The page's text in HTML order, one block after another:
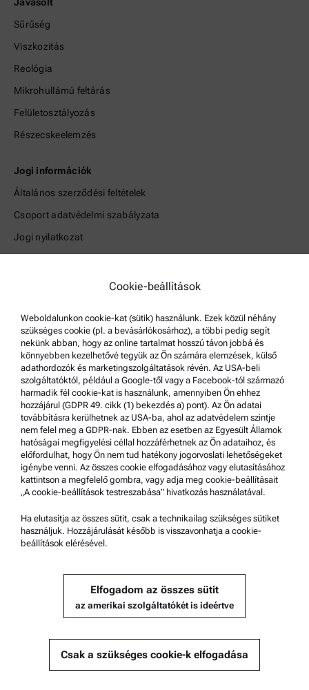
Sűrűség
Viszkozitás
Reológia
Mikrohullámú feltárás
Felületosztályozás
Részecskeelemzés
Jogi információk
Általános szerződési feltételek
Csoport adatvédelmi szabályzata
Jogi nyilatkozat
Terméktámogatás
Anton Paar Certified Service
Biztonsági nyilatkozat
Anton Paar Műszaki Központok
Kapcsolatfelvétel
A vállalat adatai
Vállalat
Médiakapcsolatok
© 2026 Anton Paar GmbH
Cookie-beállítások
Weboldalunkon cookie-kat (sütik) használunk. Ezek közül néhány
szükséges cookie (pl. a bevásárlókosárhoz), a többi pedig segít
nekünk abban, hogy az online tartalmat hosszú távon jobbá és
könnyebben kezelhetővé tegyük az Ön számára elemzések, külső
adathordozók és marketingszolgáltatások révén. Az USA-beli
szolgáltatóktól, például a Google-től vagy a Facebook-tól származó
harmadik fél cookie-kat is használunk, amennyiben Ön ehhez
hozzájárul (GDPR 49. cikk (1) bekezdés a) pont). Az Ön adatai
továbbításra kerülhetnek az USA-ba, ahol az adatvédelem szintje
nem felel meg a GDPR-nak. Ebben az esetben az Egyesült Államok
hatóságai megfigyelési céllal hozzáférhetnek az Ön adataihoz, és
előfordulhat, hogy Ön nem tud hatékony jogorvoslati lehetőségeket
igénybe venni. Az összes cookie elfogadásához vagy elutasításához
kattintson a megfelelő gombra, vagy adja meg cookie-beállításait
„A cookie-beállítások testreszabása” hivatkozás használatával.
Ha elutasítja az összes sütit, csak a technikailag szükséges sütiket
használjuk. Hozzájárulását később is visszavonhatja a cookie-
beállítások elérésével.
Elfogadom az összes sütit
az amerikai szolgáltatókét is ideértve
Csak a szükséges cookie-k elfogadása